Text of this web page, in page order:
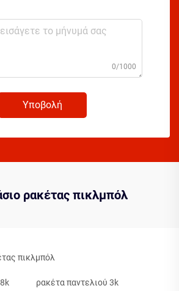
0/1000
Υποβολή
ρακέτας πικλμπόλ
πικλμπόλ
ρακέτα παντελιού 3k